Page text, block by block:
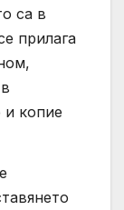
са в
прилага
и копие